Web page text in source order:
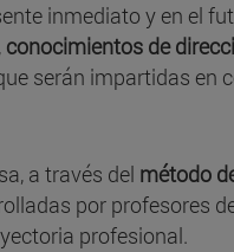
inmediato y en el
conocimientos de
serán impartidas en
a través del método
por profesores
profesional.